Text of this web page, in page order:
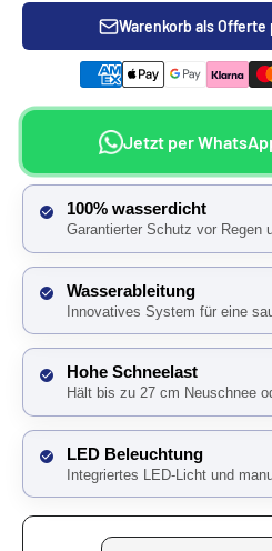
Warenkorb als
Jetzt per
100% wasserdicht
Garantierter Schutz vor Regen
Wasserableitung
Innovatives System für eine
Hohe Schneelast
Hält bis zu 27 cm Neuschnee
LED Beleuchtung
Integriertes LED-Licht und